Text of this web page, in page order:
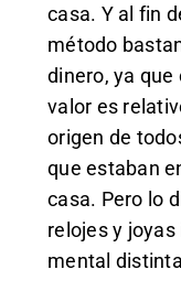
casa. Y al fin
método
dinero, ya que
valor es
origen de
que estaban
casa. Pero lo
relojes y
mental